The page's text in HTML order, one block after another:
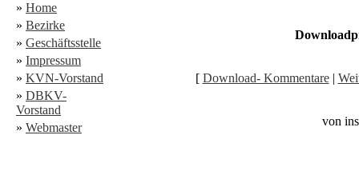
» Home
» Bezirke
» Geschäftsstelle
» Impressum
» KVN-Vorstand
» DBKV-
Vorstand
» Webmaster
[ Download- Kommentare|
von